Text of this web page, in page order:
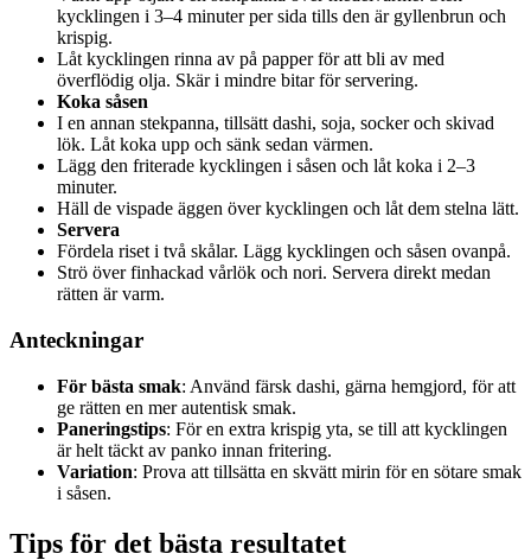
kycklingen i 3–4 minuter per sida tills den är gyllenbrun och
krispig.
Låt kycklingen rinna av på papper för att bli av med
överflödig olja. Skär i mindre bitar för servering.
Koka såsen
I en annan stekpanna, tillsätt dashi, soja, socker och skivad
lök. Låt koka upp och sänk sedan värmen.
Lägg den friterade kycklingen i såsen och låt koka i 2–3
minuter.
Häll de vispade äggen över kycklingen och låt dem stelna lätt.
Servera
Fördela riset i två skålar. Lägg kycklingen och såsen ovanpå.
Strö över finhackad vårlök och nori. Servera direkt medan
rätten är varm.
Anteckningar
För bästa smak: Använd färsk dashi, gärna hemgjord, för att
ge rätten en mer autentisk smak.
Paneringstips: För en extra krispig yta, se till att kycklingen
är helt täckt av panko innan fritering.
Variation: Prova att tillsätta en skvätt mirin för en sötare smak
i såsen.
Tips för det bästa resultatet